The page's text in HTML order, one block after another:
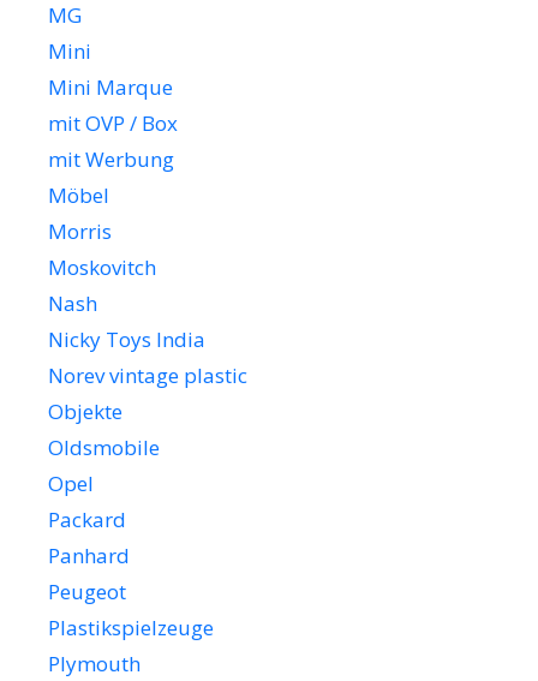
MG
Mini
Mini Marque
mit OVP / Box
mit Werbung
Möbel
Morris
Moskovitch
Nash
Nicky Toys India
Norev vintage plastic
Objekte
Oldsmobile
Opel
Packard
Panhard
Peugeot
Plastikspielzeuge
Plymouth